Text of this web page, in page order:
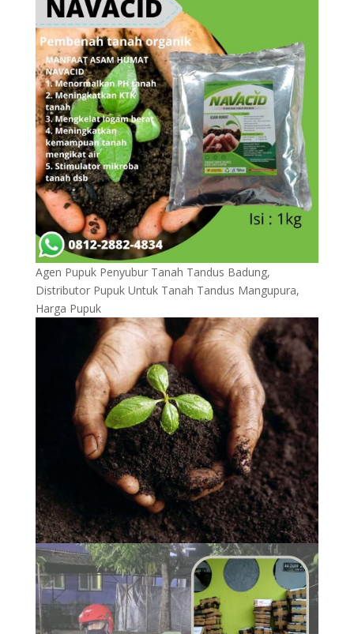
Agen Pupuk Penyubur Tanah Tandus Badung,
Distributor Pupuk Untuk Tanah Tandus Mangupura,
Harga Pupuk